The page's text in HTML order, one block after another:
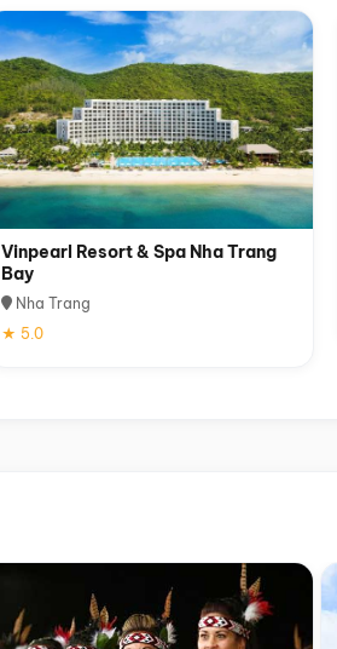
Vinpearl Resort & Spa Nha Trang
Bay
Nha Trang
★ 5.0